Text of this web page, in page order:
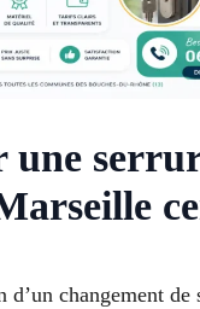
une
d’un changement